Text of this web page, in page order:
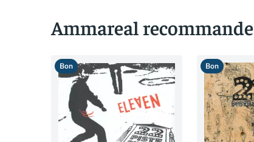
Ammareal recommande
Bon Bon